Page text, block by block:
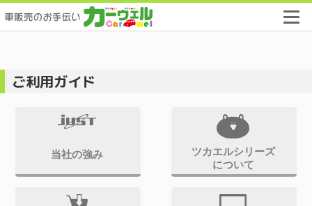
カ
ー
ー
ご利用ガイド
当社の強み
ツカエルシリーズ
について